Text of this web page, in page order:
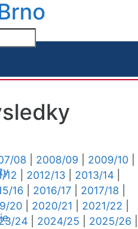
08 2008/09 2009/10
12 2012/13 2013/14
16 2016/17 2017/18
20 2020/21 2021/22
24 2024/25 2025/26